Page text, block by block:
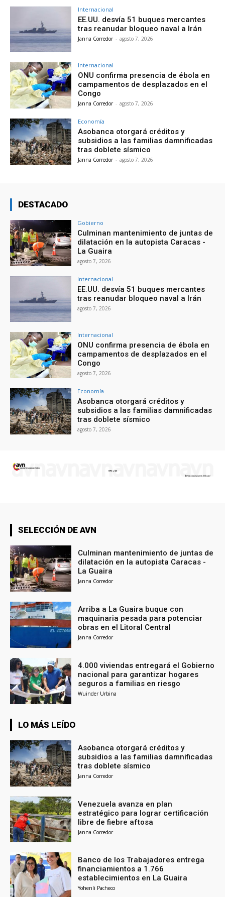
Internacional
EE.UU. desvía 51 buques mercantes
tras reanudar bloqueo naval a Irán
Janna Corredor - agosto 7, 2026
Internacional
ONU confirma presencia de ébola en
campamentos de desplazados en el
Congo
Janna Corredor - agosto 7, 2026
Economía
Asobanca otorgará créditos y
subsidios a las familias damnificadas
tras doblete sísmico
Janna Corredor - agosto 7, 2026
DESTACADO
Gobierno
Culminan mantenimiento de juntas de
dilatación en la autopista Caracas -
La Guaira
agosto 7, 2026
Internacional
EE.UU. desvía 51 buques mercantes
tras reanudar bloqueo naval a Irán
agosto 7, 2026
Internacional
ONU confirma presencia de ébola en
campamentos de desplazados en el
Congo
agosto 7, 2026
Economía
Asobanca otorgará créditos y
subsidios a las familias damnificadas
tras doblete sísmico
agosto 7, 2026
SELECCIÓN DE AVN
Culminan mantenimiento de juntas de
dilatación en la autopista Caracas -
La Guaira
Janna Corredor
Arriba a La Guaira buque con
maquinaria pesada para potenciar
obras en el Litoral Central
Janna Corredor
4.000 viviendas entregará el Gobierno
nacional para garantizar hogares
seguros a familias en riesgo
Wuinder Urbina
LO MÁS LEÍDO
Asobanca otorgará créditos y
subsidios a las familias damnificadas
tras doblete sísmico
Janna Corredor
Venezuela avanza en plan
estratégico para lograr certificación
libre de fiebre aftosa
Janna Corredor
Banco de los Trabajadores entrega
financiamientos a 1.766
establecimientos en La Guaira
Yohenli Pacheco